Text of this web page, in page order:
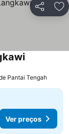
Partilhar
Pantai Tengah
Ver preços